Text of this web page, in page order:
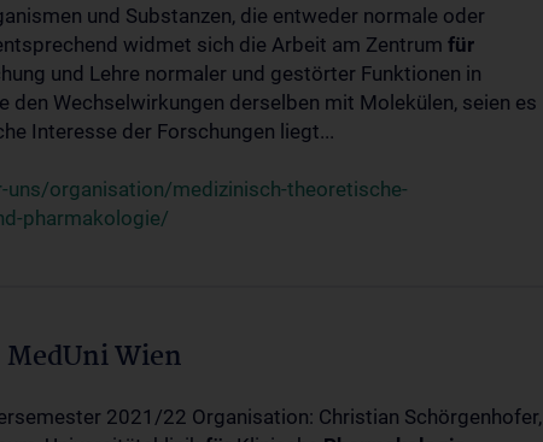
und Substanzen, die entweder normale oder
widmet sich die Arbeit am Zentrum für
und Lehre normaler und gestörter Funktionen in
den Wechselwirkungen derselben mit Molekülen, seien es
Interesse der Forschungen liegt...
organisation/medizinisch-theoretische-
pharmakologie/
Wien
2021/22 Organisation: Christian Schörgenhofer,